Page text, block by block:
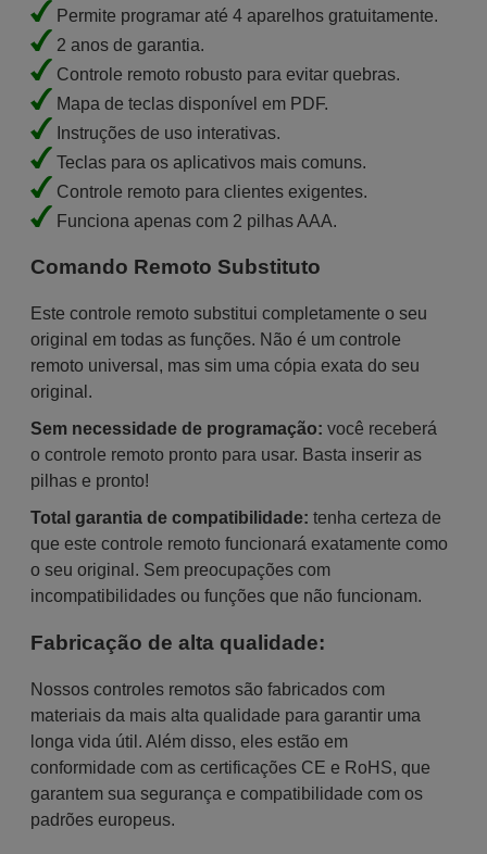
Permite programar até 4 aparelhos gratuitamente.
2 anos de garantia.
Controle remoto robusto para evitar quebras.
Mapa de teclas disponível em PDF.
Instruções de uso interativas.
Teclas para os aplicativos mais comuns.
Controle remoto para clientes exigentes.
Funciona apenas com 2 pilhas AAA.
Comando Remoto Substituto
Este controle remoto substitui completamente o seu
original em todas as funções. Não é um controle
remoto universal, mas sim uma cópia exata do seu
original.
Sem necessidade de programação: você receberá
o controle remoto pronto para usar. Basta inserir as
pilhas e pronto!
Total garantia de compatibilidade: tenha certeza de
que este controle remoto funcionará exatamente como
o seu original. Sem preocupações com
incompatibilidades ou funções que não funcionam.
Fabricação de alta qualidade:
Nossos controles remotos são fabricados com
materiais da mais alta qualidade para garantir uma
longa vida útil. Além disso, eles estão em
conformidade com as certificações CE e RoHS, que
garantem sua segurança e compatibilidade com os
padrões europeus.